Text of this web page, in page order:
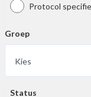
Protocol
Groep
Kies
Status